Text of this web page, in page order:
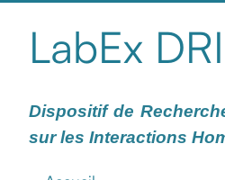
LabEx
Dispositif de
sur les Interactions